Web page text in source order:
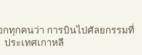
กทุกคนว่า การบินไปศัลยกรรมที่
ประเทศเกาหลี